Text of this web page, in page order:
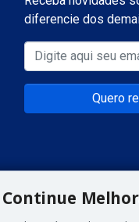
diferencie dos
Quero
Continue